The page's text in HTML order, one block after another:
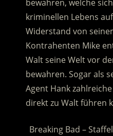
bewahren, welche
kriminellen Lebens
Widerstand von
Kontrahenten Mike
Walt seine Welt vor
bewahren. Sogar als
Agent Hank
direkt zu Walt führen
Breaking Bad –